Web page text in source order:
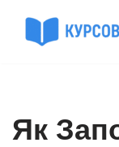
Перейти
Як